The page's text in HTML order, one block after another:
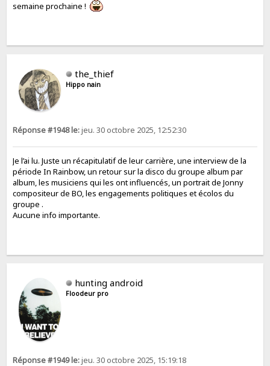
semaine prochaine !
the_thief
Hippo nain
Réponse #1948 le:jeu. 30 octobre 2025, 12:52:30
Je l’ai lu. Juste un récapitulatif de leur carrière, une interview de la
période In Rainbow, un retour sur la disco du groupe album par
album, les musiciens qui les ont influencés, un portrait de Jonny
compositeur de BO, les engagements politiques et écolos du
groupe .
Aucune info importante.
hunting android
Floodeur pro
Réponse #1949 le:jeu. 30 octobre 2025, 15:19:18